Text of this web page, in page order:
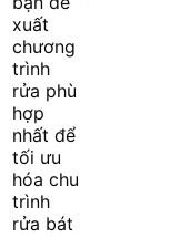
xuất
chương
trình
rửa phù
hợp
nhất để
tối ưu
hóa chu
trình
rửa bát